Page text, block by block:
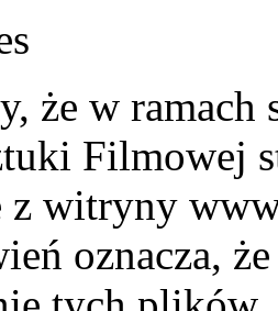
że w ramach
Filmowej
z witryny
oznacza,